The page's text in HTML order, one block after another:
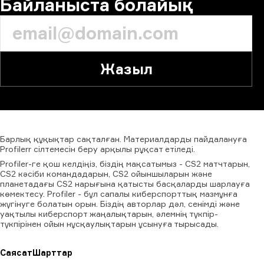
Байланыста болайық
Жазыл
Барлық құқықтар сақталған. Материалдарды пайдалануға
Profilerr сілтемесін беру арқылы рұқсат етіледі.
Profiler-ге қош келдіңіз, біздің мақсатымыз - CS2 матчтарын,
CS2 кәсіби командадарын, CS2 ойыншыларын және
планетадағы CS2 нарығына қатысты басқаларды шарлауға
көмектесу. Profiler - бұл сапалы киберспорттық мазмұнға
жүгінуге болатын орын. Біздің авторлар дәл, сенімді және
уақтылы киберспорт жаңалықтарын, әлемнің түкпір-
түкпірінен ойын нұсқаулықтарын ұсынуға тырысады.
СаясатШарттар